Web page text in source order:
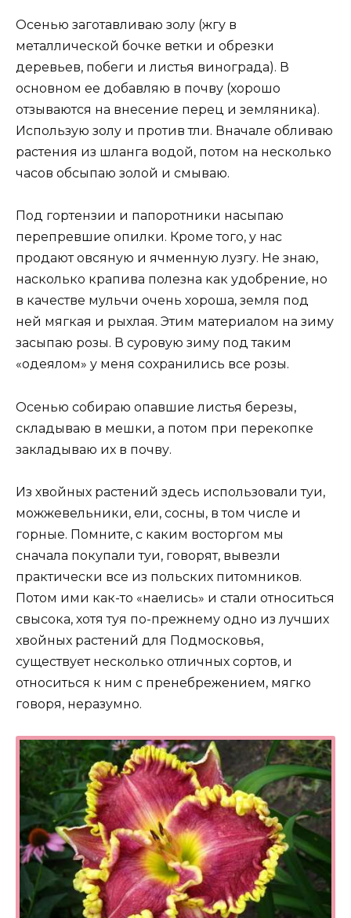
Осенью заготавливаю золу (жгу в
металлической бочке ветки и обрезки
деревьев, побеги и листья винограда). В
основном ее добавляю в почву (хорошо
отзываются на внесение перец и земляника).
Использую золу и против тли. Вначале обливаю
растения из шланга водой, потом на несколько
часов обсыпаю золой и смываю.
Под гортензии и папоротники насыпаю
перепревшие опилки. Кроме того, у нас
продают овсяную и ячменную лузгу. Не знаю,
насколько крапива полезна как удобрение, но
в качестве мульчи очень хороша, земля под
ней мягкая и рыхлая. Этим материалом на зиму
засыпаю розы. В суровую зиму под таким
«одеялом» у меня сохранились все розы.
Осенью собираю опавшие листья березы,
складываю в мешки, а потом при перекопке
закладываю их в почву.
Из хвойных растений здесь использовали туи,
можжевельники, ели, сосны, в том числе и
горные. Помните, с каким восторгом мы
сначала покупали туи, говорят, вывезли
практически все из польских питомников.
Потом ими как-то «наелись» и стали относиться
свысока, хотя туя по-прежнему одно из лучших
хвойных растений для Подмосковья,
существует несколько отличных сортов, и
относиться к ним с пренебрежением, мягко
говоря, неразумно.